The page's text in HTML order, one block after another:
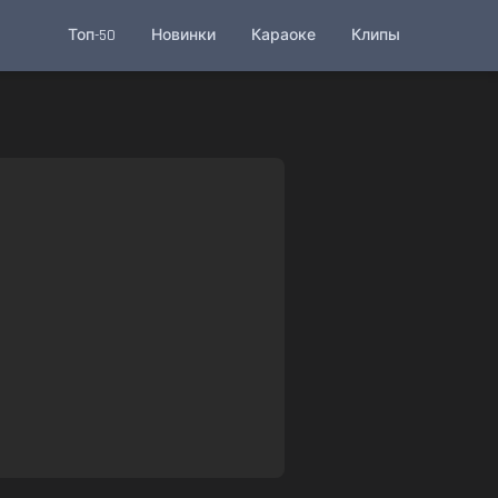
Топ-50 Новинки Караоке Клипы